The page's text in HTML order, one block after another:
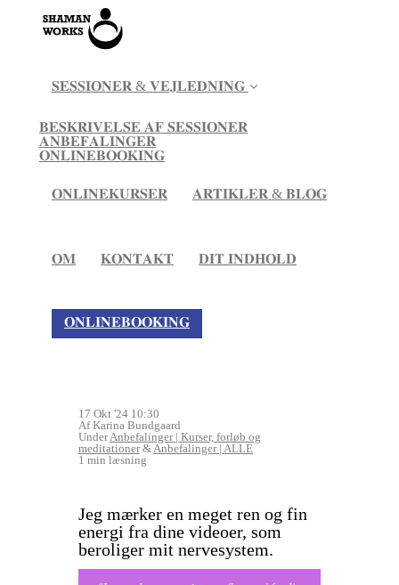
𝐒𝐄𝐒𝐒𝐈𝐎𝐍𝐄𝐑 & 𝐕𝐄𝐉𝐋𝐄𝐃𝐍𝐈𝐍𝐆
𝐁𝐄𝐒𝐊𝐑𝐈𝐕𝐄𝐋𝐒𝐄 𝐀𝐅 𝐒𝐄𝐒𝐒𝐈𝐎𝐍𝐄𝐑
𝐀𝐍𝐁𝐄𝐅𝐀𝐋𝐈𝐍𝐆𝐄𝐑
𝐎𝐍𝐋𝐈𝐍𝐄𝐁𝐎𝐎𝐊𝐈𝐍𝐆
𝐎𝐍𝐋𝐈𝐍𝐄𝐊𝐔𝐑𝐒𝐄𝐑 𝐀𝐑𝐓𝐈𝐊𝐋𝐄𝐑 & 𝐁𝐋𝐎𝐆
𝐎𝐌 𝐊𝐎𝐍𝐓𝐀𝐊𝐓 𝐃𝐈𝐓 𝐈𝐍𝐃𝐇𝐎𝐋𝐃
𝐎𝐍𝐋𝐈𝐍𝐄𝐁𝐎𝐎𝐊𝐈𝐍𝐆
17 Okt '24 10:30
Af Karina Bundgaard
UnderAnbefalinger | Kurser, forløb og
meditationer& Anbefalinger | ALLE
1 min læsning
Jeg mærker en meget ren og fin
energi fra dine videoer, som
beroliger mit nervesystem.